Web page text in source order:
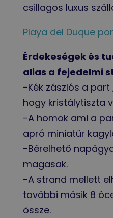
csillagos luxus
Playa del Duque
Érdekeségek és
alias a fejedelmi
-Kék zászlós a
hogy kristálytiszta
-A homok ami a
apró miniatűr
-Bérelhető
magasak.
-A strand mellett
további másik 8
össze.